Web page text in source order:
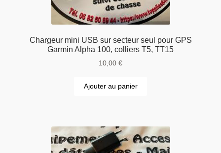
Chargeur mini USB sur secteur seul pour GPS
Garmin Alpha 100, colliers T5, TT15
10,00 €
Ajouter au panier